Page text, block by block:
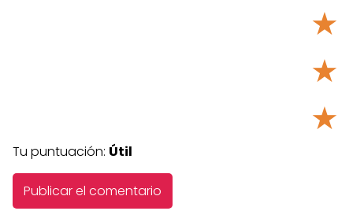
★
★
★
Tu puntuación: Útil